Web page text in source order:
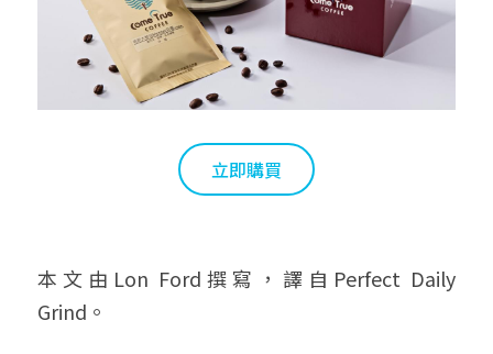
立即購買
本文由Lon Ford撰寫，譯自Perfect Daily
Grind。